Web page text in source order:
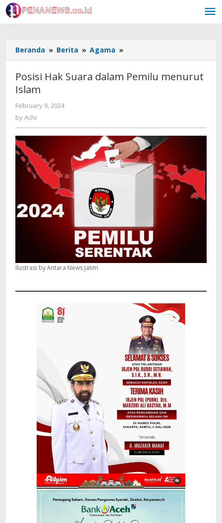
Skip
to
content
Beranda » Berita » Agama »
Hak
dalam
Posisi Hak Suara dalam Pemilu menurut
Islam
February 9, 2024
byAchi
Ilustrasi by Antara News Jatim